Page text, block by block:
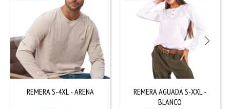
REMERA S-4XL - ARENA
REMERA AGUADA S-XXL -
BLANCO